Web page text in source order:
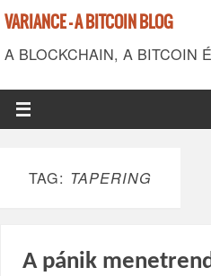
VARIANCE - A BITCOIN BLOG
A BLOCKCHAIN, A BITCOIN
TAG: TAPERING
A pánik